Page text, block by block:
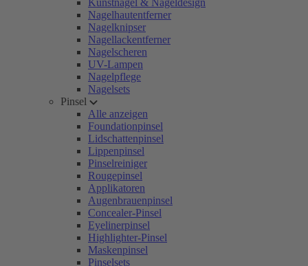
Kunstnägel & Nageldesign
Nagelhautentferner
Nagelknipser
Nagellackentferner
Nagelscheren
UV-Lampen
Nagelpflege
Nagelsets
Pinsel
Alle anzeigen
Foundationpinsel
Lidschattenpinsel
Lippenpinsel
Pinselreiniger
Rougepinsel
Applikatoren
Augenbrauenpinsel
Concealer-Pinsel
Eyelinerpinsel
Highlighter-Pinsel
Maskenpinsel
Pinselsets